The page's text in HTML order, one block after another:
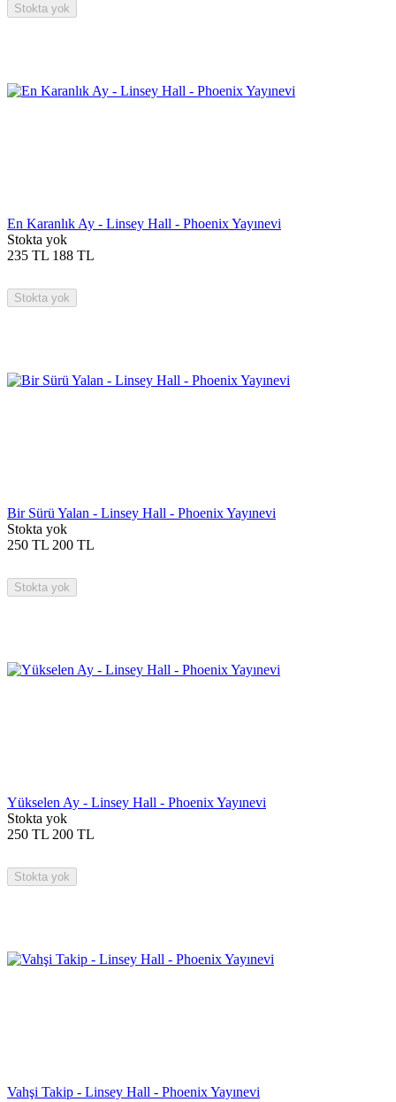
Stokta yok
En Karanlık Ay - Linsey Hall - Phoenix Yayınevi
Stokta yok
235 TL 188 TL
Stokta yok
Bir Sürü Yalan - Linsey Hall - Phoenix Yayınevi
Stokta yok
250 TL 200 TL
Stokta yok
Yükselen Ay - Linsey Hall - Phoenix Yayınevi
Stokta yok
250 TL 200 TL
Stokta yok
Vahşi Takip - Linsey Hall - Phoenix Yayınevi